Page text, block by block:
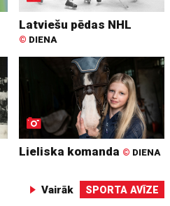
Latviešu pēdas NHL
© DIENA
Lieliska komanda © DIENA
Vairāk SPORTA AVĪZE